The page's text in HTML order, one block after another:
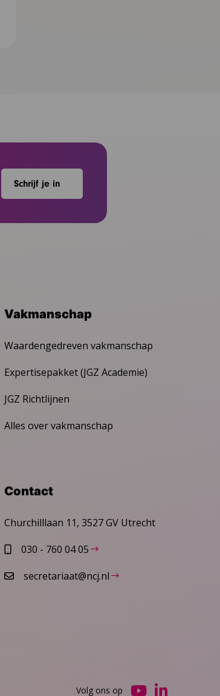
Schrijf je in
Vakmanschap
Waardengedreven vakmanschap
Expertisepakket (JGZ Academie)
JGZ Richtlijnen
Alles over vakmanschap
Contact
Churchilllaan 11, 3527 GV Utrecht
030 - 760 04 05
secretariaat@ncj.nl
Volg ons op